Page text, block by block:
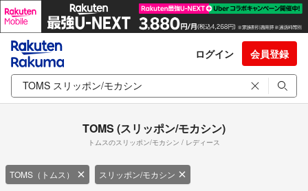
ログイン 会員登録
TOMS (スリッポン/モカシン)
トムスのスリッポン/モカシン / レディース
TOMS（トムス） スリッポン/モカシン